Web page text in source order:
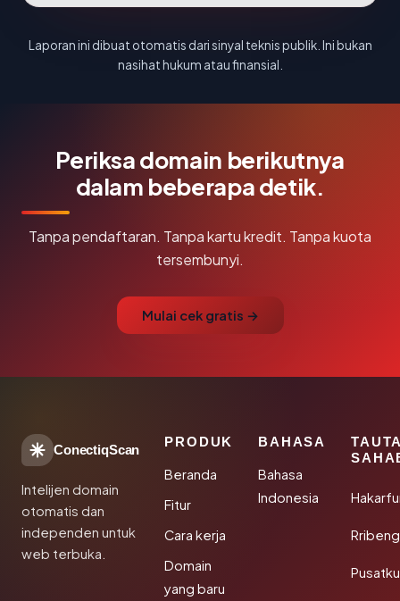
Laporan ini dibuat otomatis dari sinyal teknis publik. Ini bukan
nasihat hukum atau finansial.
Periksa domain berikutnya
dalam beberapa detik.
Tanpa pendaftaran. Tanpa kartu kredit. Tanpa kuota
tersembunyi.
Mulai cek gratis →
ConectiqScan
Intelijen domain
otomatis dan
independen untuk
web terbuka.
PRODUK
Beranda
Fitur
Cara kerja
Domain
yang baru
BAHASA
Bahasa
Indonesia